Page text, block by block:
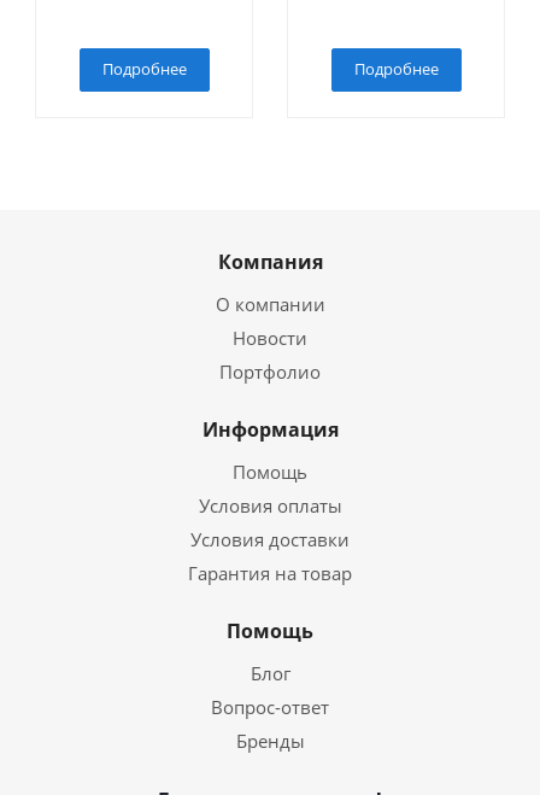
Подробнее Подробнее
Компания
О компании
Новости
Портфолио
Информация
Помощь
Условия оплаты
Условия доставки
Гарантия на товар
Помощь
Блог
Вопрос-ответ
Бренды